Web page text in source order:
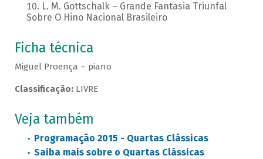
L. M. Gottschalk – Grande Fantasia Triunfal
Sobre O Hino Nacional Brasileiro
Ficha técnica
Miguel Proença – piano
Classificação:LIVRE
Veja também
Programação 2015 - Quartas Clássicas
Saiba mais sobre o Quartas Clássicas